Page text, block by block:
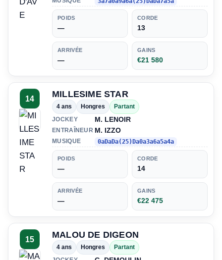
POIDS
—
CORDE
13
ARRIVÉE
—
GAINS
€21 580
14 MILLESIME STAR
4 ans Hongres
Partant
JOCKEY
M. LENOIR
ENTRAÎNEUR M. IZZO
MUSIQUE 0aDaDa(25)Da0a3a6a5a4a
POIDS
—
CORDE
14
ARRIVÉE
—
GAINS
€22 475
15 MALOU DE DIGEON
4 ans Hongres
Partant